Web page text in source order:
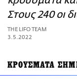
ΑΜΠΑ
PRINT
Στους 240 οι
THE LIFO TEAM
3.5.2022
ΚΡΟΥΣΜΑΤΑ